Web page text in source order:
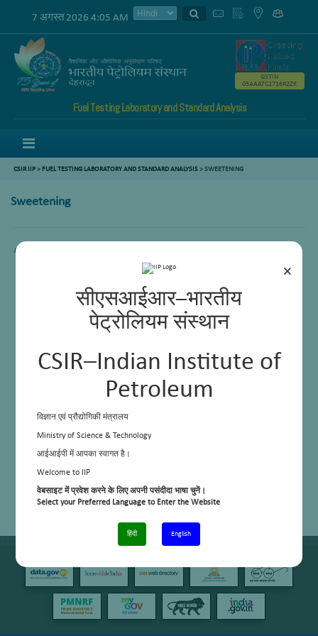
×
सीएसआईआर–भारतीय
पेट्रोलियम संस्थान
CSIR–Indian Institute of
Petroleum
विज्ञान एवं प्रौद्योगिकी मंत्रालय
Ministry of Science & Technology
आईआईपी में आपका स्वागत है।
Welcome to IIP
वेबसाइट में प्रवेश करने के लिए अपनी पसंदीदा भाषा चुनें।
Select your Preferred Language to Enter the Website
हिंदी English
7 अगस्त 2026 4:05 AM
Fuel Testing Laboratory and Standard Analysis
GSTIN
05AAATC2716R2ZK
CSIR IIP> FUEL TESTING LABORATORY AND STANDARD ANALYSIS>SWEETENING
Sweetening
Comming Soon.